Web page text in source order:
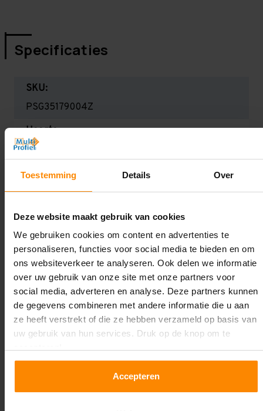
Toestemming Details Over
Deze website maakt gebruik van cookies
We gebruiken cookies om content en advertenties te
personaliseren, functies voor social media te bieden en om
ons websiteverkeer te analyseren. Ook delen we informatie
over uw gebruik van onze site met onze partners voor
social media, adverteren en analyse. Deze partners kunnen
de gegevens combineren met andere informatie die u aan
ze heeft verstrekt of die ze hebben verzameld op basis van
uw gebruik van hun services. Druk op de knop om te
Accepteren
Specificaties
SKU:
PSG35179004Z
Hoogte:
3.500 mm
Diepte:
1.100 mm
Lengte:
17.900 mm
Liggerlengte:
2.700 mm
Aantal niveaus:
4
Kleur staanders:
Galva
Draagkracht per liggerniveau: